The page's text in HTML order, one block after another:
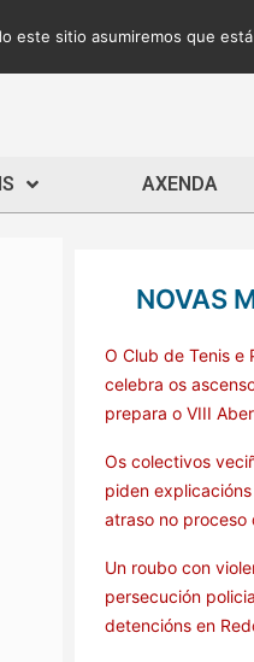
AXENDA
NOVAS
O Club de Tenis e
celebra os
prepara o VIII
Os colectivos
piden
atraso no proceso
Un roubo con
persecución
detencións en
este sitio asumiremos que